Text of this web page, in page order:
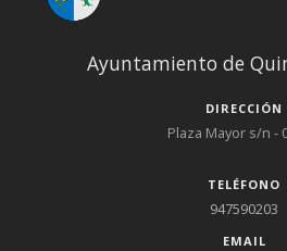
Ayuntamiento de
DIRECCIÓN
Plaza Mayor s/n -
TELÉFONO
947590203
EMAIL